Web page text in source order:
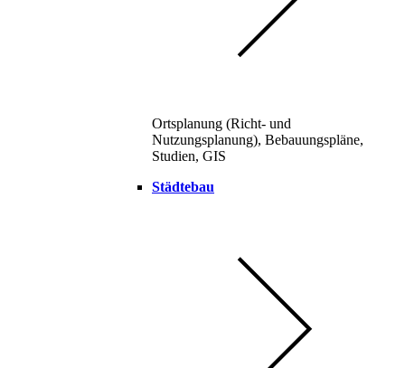
Ortsplanung (Richt- und
Nutzungsplanung), Bebauungspläne,
Studien, GIS
Städtebau